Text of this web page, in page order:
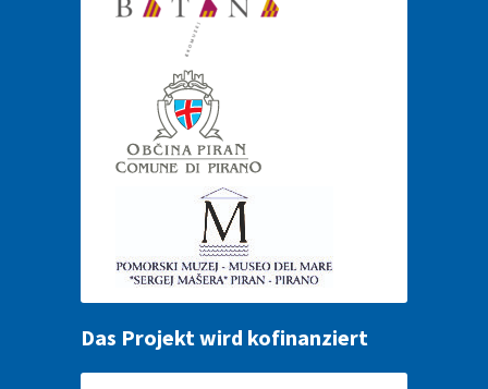
Das Projekt wird kofinanziert